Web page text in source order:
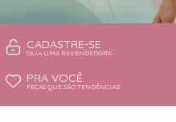
CADASTRE-SE
SEJA UMA REVENDEDORA
PRA VOCÊ
PEÇAS QUE SÃO TENDÊNCIAS!